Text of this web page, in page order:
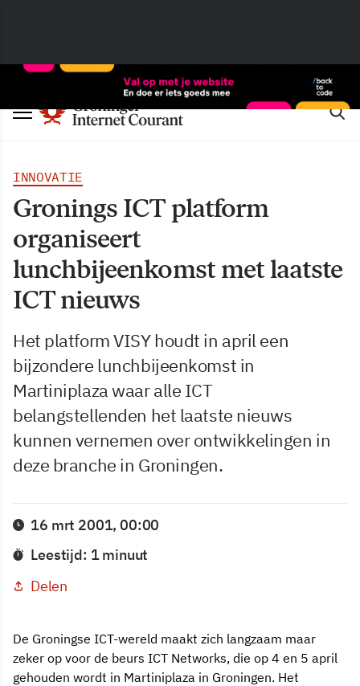
INNOVATIE
Gronings ICT platform
organiseert
lunchbijeenkomst met laatste
ICT nieuws
Het platform VISY houdt in april een
bijzondere lunchbijeenkomst in
Martiniplaza waar alle ICT
belangstellenden het laatste nieuws
kunnen vernemen over ontwikkelingen in
deze branche in Groningen.
16 mrt 2001, 00:00
Leestijd: 1 minuut
Delen
De Groningse ICT-wereld maakt zich langzaam maar
zeker op voor de beurs ICT Networks, die op 4 en 5 april
gehouden wordt in Martiniplaza in Groningen. Het